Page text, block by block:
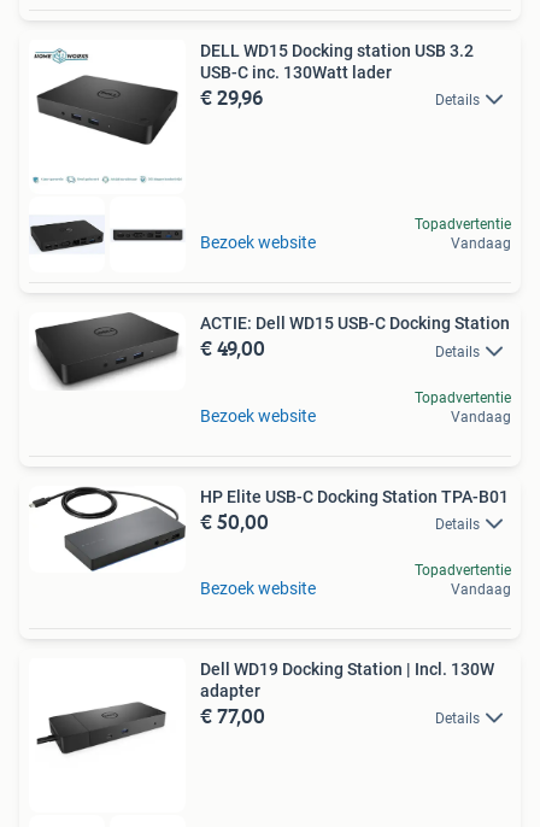
DELL WD15 Docking station USB 3.2
USB-C inc. 130Watt lader
€ 29,96 Details
Bezoek website
Topadvertentie
Vandaag
ACTIE: Dell WD15 USB-C Docking Station
€ 49,00 Details
Bezoek website
Topadvertentie
Vandaag
HP Elite USB-C Docking Station TPA-B01
€ 50,00 Details
Bezoek website
Topadvertentie
Vandaag
Dell WD19 Docking Station | Incl. 130W
adapter
€ 77,00 Details